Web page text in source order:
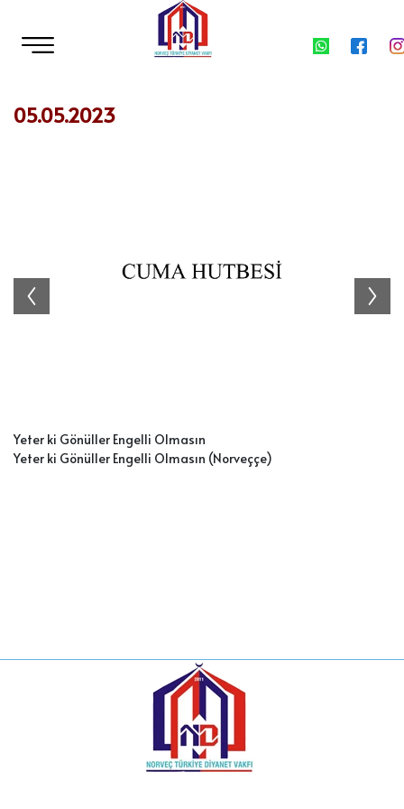
05.05.2023
Yeter ki Gönüller Engelli Olmasın
Yeter ki Gönüller Engelli Olmasın (Norveççe)